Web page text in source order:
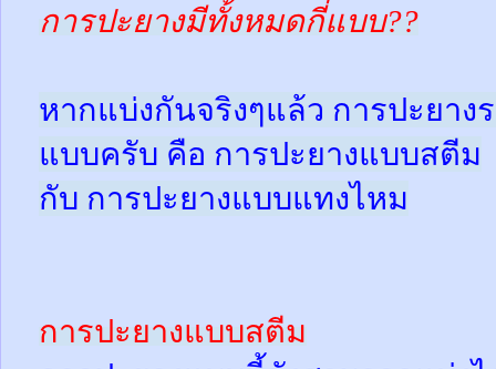
การปะยางมีทั้งหมดกี่แบบ??
หากแบ่งกันจริงๆแล้ว การปะยาง
แบบครับ คือ การปะยางแบบสตีม
กับ การปะยางแบบแทงไหม
การปะยางแบบสตีม